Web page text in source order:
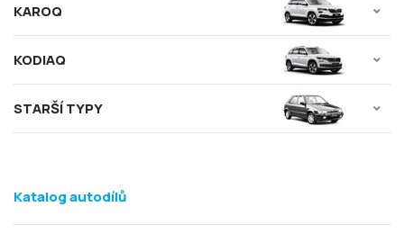
KAROQ
KODIAQ
STARŠÍ TYPY
Katalog autodílů